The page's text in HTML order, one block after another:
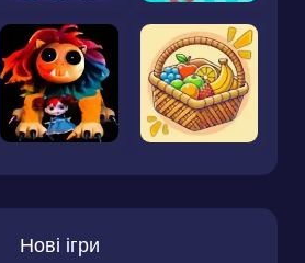
Нові ігри